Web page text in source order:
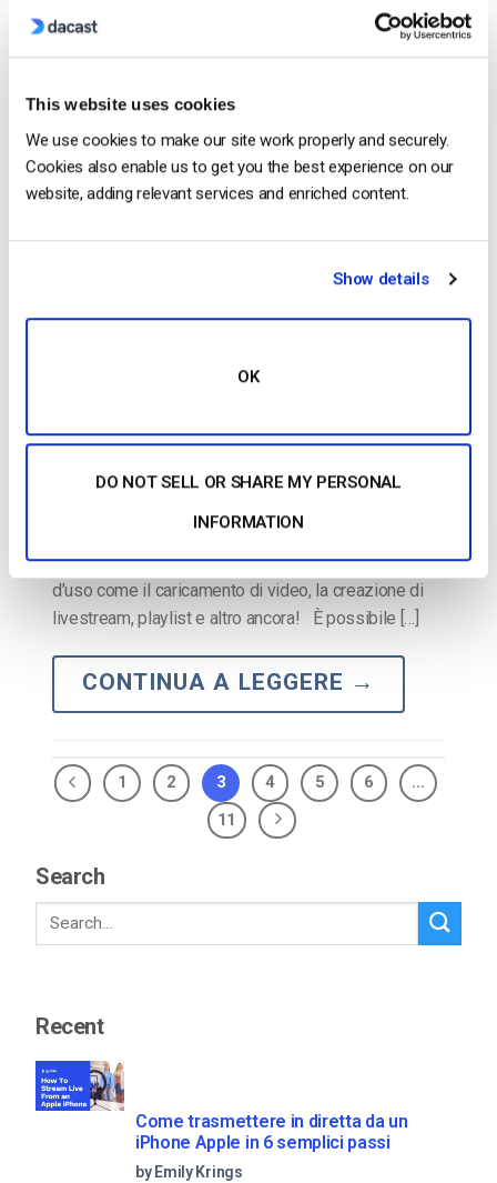
This website uses cookies
We use cookies to make our site work properly and securely.
Cookies also enable us to get you the best experience on our
website, adding relevant services and enriched content.
Show details
OK
DO NOT SELL OR SHARE MY PERSONAL
INFORMATION
Cosa c’è da sapere sul portale per gli
sviluppatori API di Dacast
Navigate nella documentazione API di Dacast con il
nostro nuovo portale per sviluppatori API. Qui
vostra prima chiamata API, testare gli endpoint di
Dacast, essere guidati attraverso i principali casi
d’uso come il caricamento di video, la creazione di
livestream, playlist e altro ancora! È possibile […]
CONTINUA A LEGGERE →
1 2 3 4 5 6
…
11
Search
Recent
Come trasmettere in diretta da un
iPhone Apple in 6 semplici passi
by Emily Krings